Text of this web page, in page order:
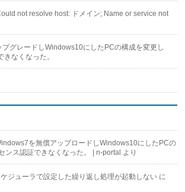
not resolve host: ドメイン; Name or service not
グレードしWindows10にしたPCの構成を変更し
なくなった。
を無償アップロードしWindows10にしたPCの
ンス認証できなくなった。 | n-portal より
ジューラで設定した繰り返し処理が起動しない に